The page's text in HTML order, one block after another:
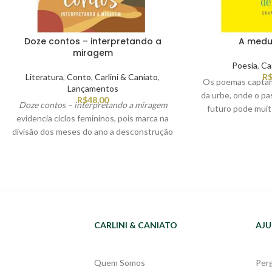
Doze contos – interpretando a
miragem
Literatura,Conto,Carlini & Caniato,
Lançamentos
R$48,00
Doze contos – interpretando a miragem
evidencia ciclos femininos, pois marca na
divisão dos meses do ano a desconstrução
sobre a situação social da mulher
incesto e do trabalho. Nesse sentido,
A
Poesia,
R$
Os poemas
da urbe, onde o
futuro pode
CARLINI & CANIATO
Quem Somos